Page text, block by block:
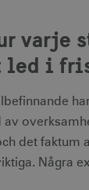
varje
led i
av
det faktum
Några